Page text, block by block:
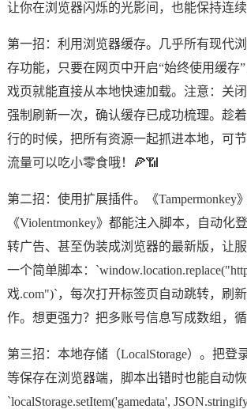
让你在浏览器闪烁的光影间，也能保持连
第一招：利用浏览器缓存。几乎所有现代
存功能，只要在网页中开启“始终使用缓存
戏页就能直接从本地快速加载。注意：关
强制刷新一次，确认缓存已成功梳理。趁
行的时候，把所有资源一起抓进本地，可
流量可以吃小零食哦！🍕📶
第二招：使用扩展插件。《Tampermonkey
《Violentmonkey》都能注入脚本，自动化
转广告、甚至伪装成浏览器的最新版，让服
一个简单脚本：
戏.com")`，每次打开标签页自动跳转，刷
作。想更强力？把多账号信息写成数组，循
第三招：本地存储（LocalStorage）。把登
等保存在浏览器端，脚本出错时也能自动
`localStorage.setItem('gamedata',